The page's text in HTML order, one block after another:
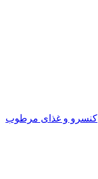
کنسرو و غذای مرطوب